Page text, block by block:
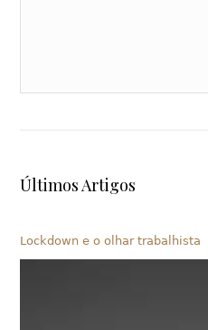
Últimos Artigos
Lockdown e o olhar trabalhista